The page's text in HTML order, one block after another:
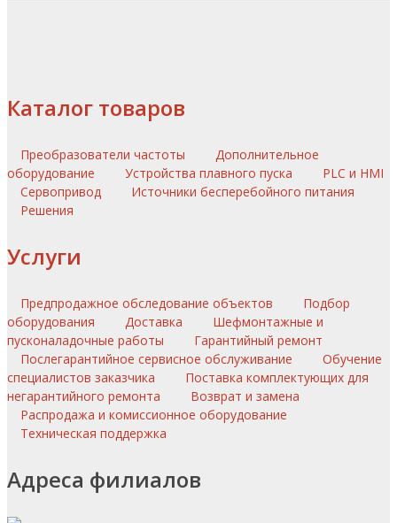
Каталог товаров
Преобразователи частоты
Дополнительное
оборудование
Устройства плавного пуска
PLC и HMI
Сервопривод
Источники бесперебойного питания
Решения
Услуги
Предпродажное обследование объектов
Подбор
оборудования
Доставка
Шефмонтажные и
пусконаладочные работы
Гарантийный ремонт
Послегарантийное сервисное обслуживание
Обучение
специалистов заказчика
Поставка комплектующих для
негарантийного ремонта
Возврат и замена
Распродажа и комиссионное оборудование
Техническая поддержка
Адреса филиалов